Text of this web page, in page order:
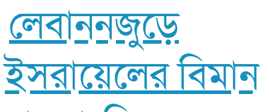
লেবাননজুড়ে
ইসরায়েলের বিমান